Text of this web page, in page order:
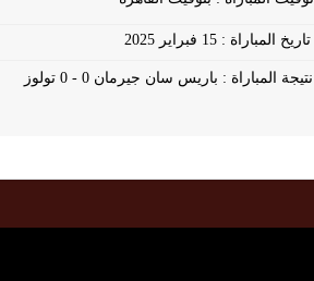
تاريخ المباراة : 15 فبراير 2025
نتيجة المباراة : باريس سان جيرمان 0 - 0 تولوز